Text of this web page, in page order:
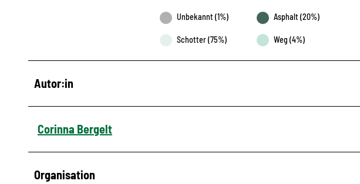
Unbekannt (1%) Asphalt (20%)
Schotter (75%) Weg (4%)
Autor:in
Corinna Bergelt
Organisation